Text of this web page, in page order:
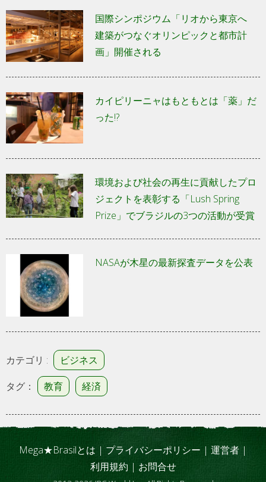
国際シンポジウム「リオから東京へ
建築がつなぐオリンピックと都市計
画」開催される
カイピリーニャはもともとは「薬」だ
った!?
環境および社会の再生に貢献したプロ
ジェクトを表彰する「Lush Spring
Prize」でブラジルの3つの活動が受賞
NASAが木星の最新探査データを公表
カテゴリ :
ビジネス
タグ：
教育 経済
Mega★Brasilとは | プライバシーポリシー | 運営者 |
利用規約 | お問合せ